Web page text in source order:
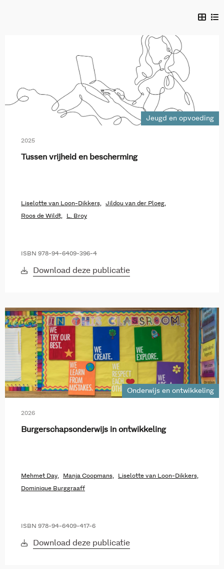
Jeugd en opvoeding
2025
Tussen vrijheid en bescherming
Liselotte van Loon-Dikkers, Jildou van der Ploeg,
Roos de Wildt, L. Broy
ISBN 978-94-6409-396-4
Download deze publicatie
Onderwijs en ontwikkeling
2026
Burgerschapsonderwijs in ontwikkeling
Mehmet Day, Manja Coopmans, Liselotte van Loon-Dikkers,
Dominique Burggraaff
ISBN 978-94-6409-417-6
Download deze publicatie